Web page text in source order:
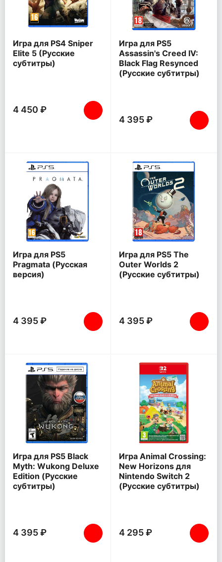
Игра для PS4 Sniper
Elite 5 (Русские
субтитры)
4 450 ₽
Игра для PS5
Assassin's Creed IV:
Black Flag Resynced
(Русские субтитры)
4 395 ₽
Игра для PS5
Pragmata (Русская
версия)
4 395 ₽
Игра для PS5 The
Outer Worlds 2
(Русские субтитры)
4 395 ₽
Игра для PS5 Black
Myth: Wukong Deluxe
Edition (Русские
субтитры)
4 395 ₽
Игра Animal Crossing:
New Horizons для
Nintendo Switch 2
(Русские субтитры)
4 295 ₽